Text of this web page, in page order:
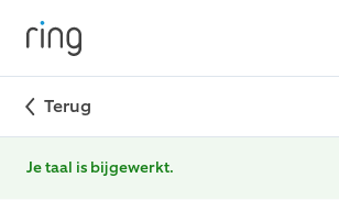
Terug
Je taal is bijgewerkt.